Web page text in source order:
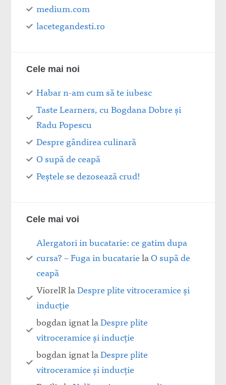
medium.com
lacetegandesti.ro
Cele mai noi
Habar n-am cum să te iubesc
Taste Learners, cu Bogdana Dobre și
Radu Popescu
Despre gândirea culinară
O supă de ceapă
Peștele se dezosează crud!
Cele mai voi
Alergatori in bucatarie: ce gatim dupa
cursa? – Fuga in bucatarielaO supă de
ceapă
ViorelRlaDespre plite vitroceramice şi
inducţie
bogdan ignatlaDespre plite
vitroceramice şi inducţie
bogdan ignatlaDespre plite
vitroceramice şi inducţie